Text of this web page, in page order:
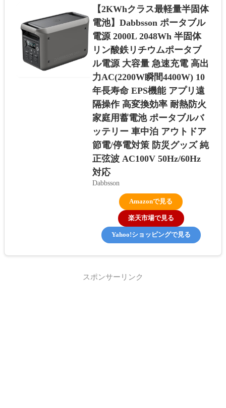
【2KWhクラス最軽量半固体
電池】Dabbsson ポータブル
電源 2000L 2048Wh 半固体
リン酸鉄リチウムポータブ
ル電源 大容量 急速充電 高出
力AC(2200W瞬間4400W) 10
年長寿命 EPS機能 アプリ遠
隔操作 高変換効率 耐熱防火
家庭用蓄電池 ポータブルバ
ッテリー 車中泊 アウトドア
節電/停電対策 防災グッズ 純
正弦波 AC100V 50Hz/60Hz
対応
Dabbsson
Amazonで見る
楽天市場で見る
Yahoo!ショッピングで見る
スポンサーリンク